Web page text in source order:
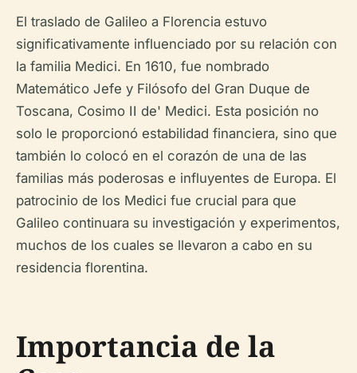
El traslado de Galileo a Florencia estuvo
significativamente influenciado por su relación con
la familia Medici. En 1610, fue nombrado
Matemático Jefe y Filósofo del Gran Duque de
Toscana, Cosimo II de' Medici. Esta posición no
solo le proporcionó estabilidad financiera, sino que
también lo colocó en el corazón de una de las
familias más poderosas e influyentes de Europa. El
patrocinio de los Medici fue crucial para que
Galileo continuara su investigación y experimentos,
muchos de los cuales se llevaron a cabo en su
residencia florentina.
Importancia de la